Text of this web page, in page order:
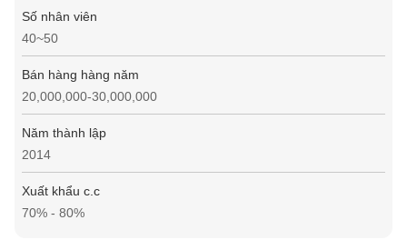
Số nhân viên
40~50
Bán hàng hàng năm
20,000,000-30,000,000
Năm thành lập
2014
Xuất khẩu c.c
70% - 80%